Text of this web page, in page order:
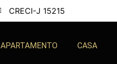
CRECI-J 15215
APARTAMENTO CASA